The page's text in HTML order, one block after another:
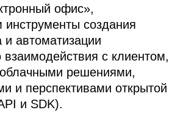
офис»,
создания
и автоматизации
взаимодействия с клиентом,
облачными решениями,
и перспективами открытой
и SDK).